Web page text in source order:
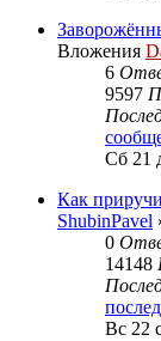
Вложения
6
9597
Сб 21
Как
ShubinPavel
0
14148
Вс 22